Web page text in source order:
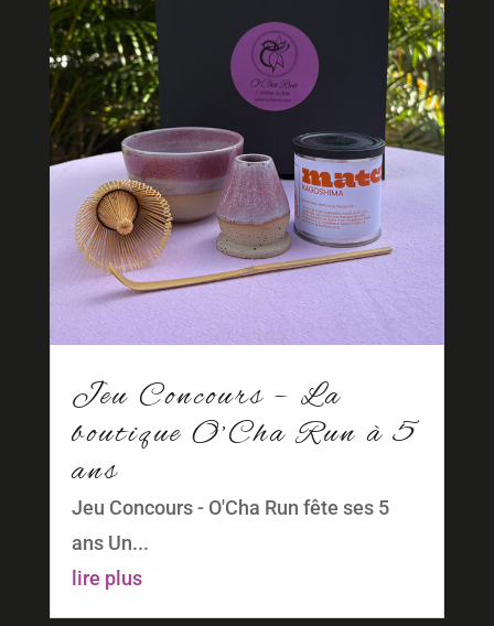
Jeu Concours – La
boutique O’Cha Run à 5
ans
Jeu Concours - O'Cha Run fête ses 5
ans Un...
lire plus